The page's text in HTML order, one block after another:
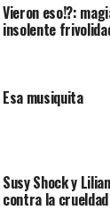
Vieron eso!?:
insolente
Esa musiquita
Susy Shock y
contra la crueldad